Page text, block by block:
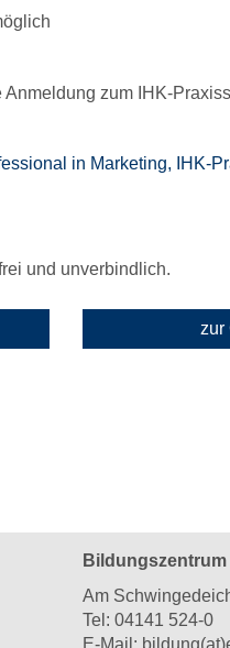
zum IHK-
in Marketing, IHK-
und unverbindlich.
zur
Am
Tel: 04141 524-0
E-Mail: